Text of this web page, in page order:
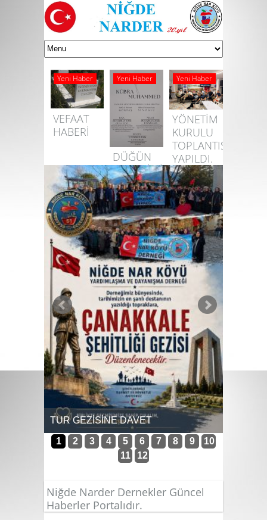
Yeni Haber
VEFAAT
HABERİ
Yeni Haber
DÜĞÜN
MERASİMİNE
DAVETLİSİNİZ
Yeni Haber
YÖNETİM
KURULU
TOPLANTISI
YAPILDI.
TUR GEZİSİNE DAVET
1 2 3 4 5 6 7 8 9
10
11
12
Niğde Narder Dernekler Güncel
Haberler Portalıdır.